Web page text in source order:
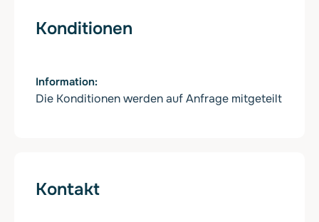
Konditionen
Information
Die Konditionen werden auf Anfrage mitgeteilt
Kontakt